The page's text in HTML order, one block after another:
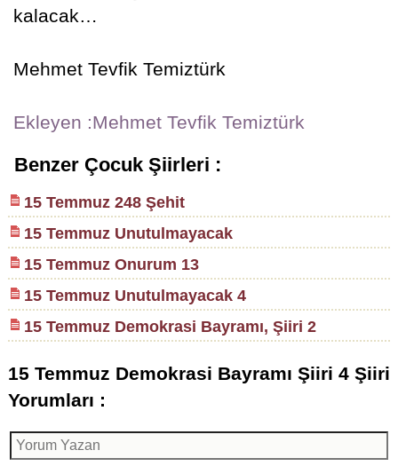
kalacak…
Mehmet Tevfik Temiztürk
Ekleyen :Mehmet Tevfik Temiztürk
Benzer Çocuk Şiirleri :
15 Temmuz 248 Şehit
15 Temmuz Unutulmayacak
15 Temmuz Onurum 13
15 Temmuz Unutulmayacak 4
15 Temmuz Demokrasi Bayramı, Şiiri 2
15 Temmuz Demokrasi Bayramı Şiiri 4 Şiiri
Yorumları :